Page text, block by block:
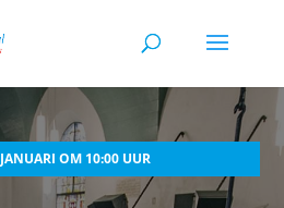
OM 10:00 UUR